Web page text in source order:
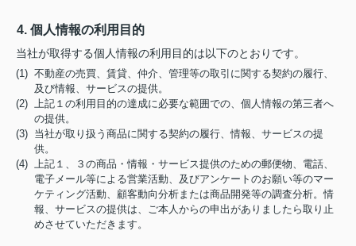
4. 個人情報の利用目的
当社が取得する個人情報の利用目的は以下のとおりです。
(1) 不動産の売買、賃貸、仲介、管理等の取引に関する契約の履行、
及び情報、サービスの提供。
(2) 上記１の利用目的の達成に必要な範囲での、個人情報の第三者へ
の提供。
(3) 当社が取り扱う商品に関する契約の履行、情報、サービスの提
供。
(4) 上記１、３の商品・情報・サービス提供のための郵便物、電話、
電子メール等による営業活動、及びアンケートのお願い等のマー
ケティング活動、顧客動向分析または商品開発等の調査分析。情
報、サービスの提供は、ご本人からの申出がありましたら取り止
めさせていただきます。